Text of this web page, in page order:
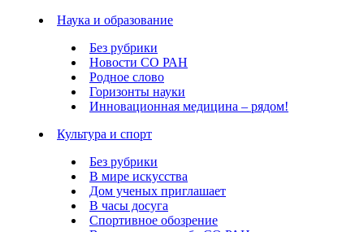
Наука и образование
Без рубрики
Новости СО РАН
Родное слово
Горизонты науки
Инновационная медицина – рядом!
Культура и спорт
Без рубрики
В мире искусства
Дом ученых приглашает
В часы досуга
Спортивное обозрение